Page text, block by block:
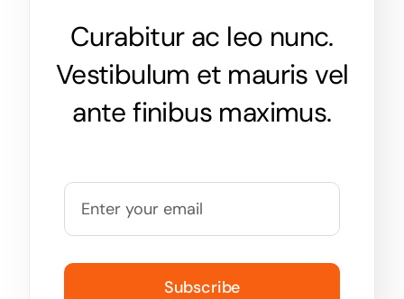
Curabitur ac leo nunc.
Vestibulum et mauris vel
ante finibus maximus.
Subscribe